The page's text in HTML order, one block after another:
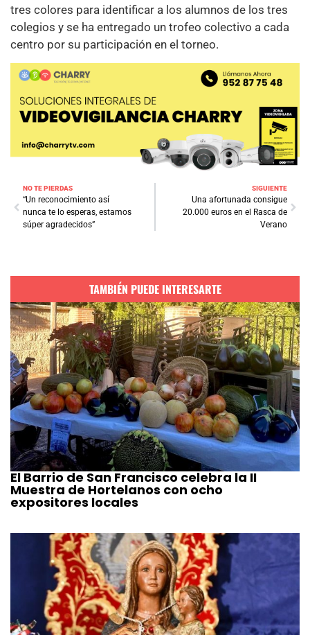
tres colores para identificar a los alumnos de los tres
colegios y se ha entregado un trofeo colectivo a cada
centro por su participación en el torneo.
NO TE PIERDAS
“Un reconocimiento así
nunca te lo esperas, estamos
súper agradecidos”
SIGUIENTE
Una afortunada consigue
20.000 euros en el Rasca de
Verano
TAMBIÉN PUEDE INTERESARTE
El Barrio de San Francisco celebra la II
Muestra de Hortelanos con ocho
expositores locales